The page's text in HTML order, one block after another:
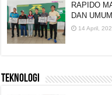
RAPIDO
DAN
14 April,
TEKNOLOGI